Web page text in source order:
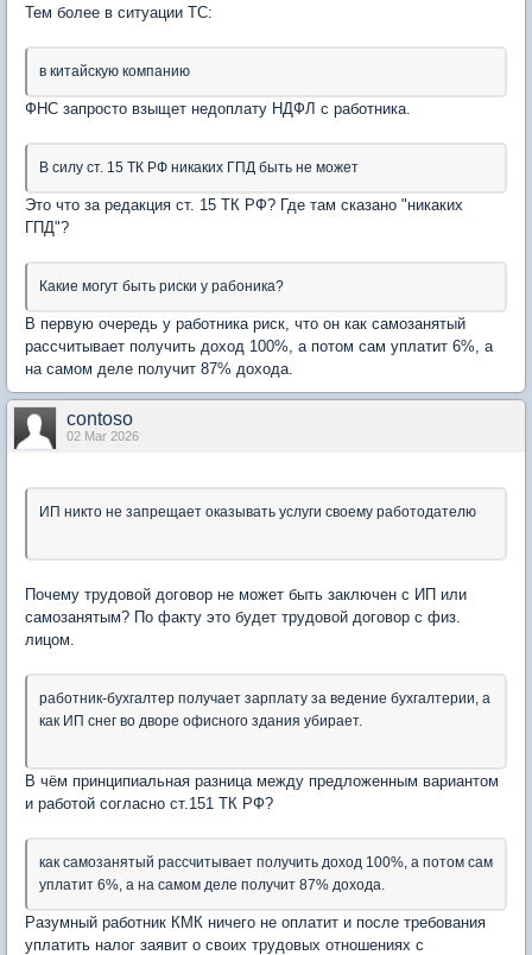
Тем более в ситуации ТС:
в китайскую компанию
ФНС запросто взыщет недоплату НДФЛ с работника.
В силу ст. 15 ТК РФ никаких ГПД быть не может
Это что за редакция ст. 15 ТК РФ? Где там сказано "никаких
ГПД"?
Какие могут быть риски у рабоника?
В первую очередь у работника риск, что он как самозанятый
рассчитывает получить доход 100%, а потом сам уплатит 6%, а
на самом деле получит 87% дохода.
contoso
02 Mar 2026
ИП никто не запрещает оказывать услуги своему работодателю
Почему трудовой договор не может быть заключен с ИП или
самозанятым? По факту это будет трудовой договор с физ.
лицом.
работник-бухгалтер получает зарплату за ведение бухгалтерии, а
как ИП снег во дворе офисного здания убирает.
В чём принципиальная разница между предложенным вариантом
и работой согласно ст.151 ТК РФ?
как самозанятый рассчитывает получить доход 100%, а потом сам
уплатит 6%, а на самом деле получит 87% дохода.
Разумный работник КМК ничего не оплатит и после требования
уплатить налог заявит о своих трудовых отношениях с